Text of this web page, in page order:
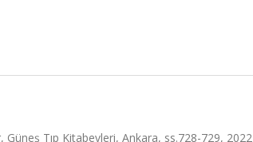
Tıp Kitabevleri, Ankara, ss.728-729, 2022